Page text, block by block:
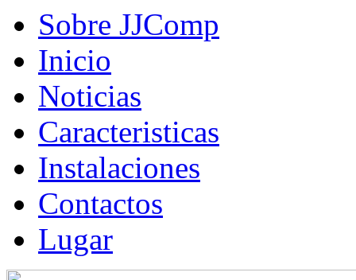
Sobre JJComp
Inicio
Noticias
Caracteristicas
Instalaciones
Contactos
Lugar